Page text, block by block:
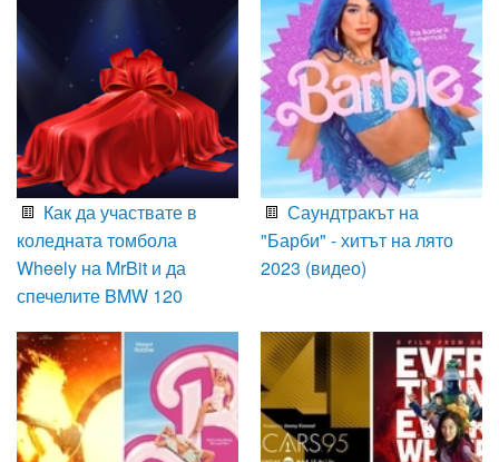
Как да участвате в
коледната томбола
Wheely на MrBit и да
спечелите BMW 120
Саундтракът на
"Барби" - хитът на лято
2023 (видео)